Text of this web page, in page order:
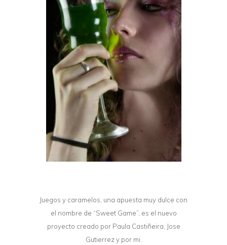
Juegos y caramelos, una apuesta muy dulce con
el nombre de “Sweet Game”, es el nuevo
proyecto creado por Paula Castiñeira, Jose
Gutierrez y por mi.